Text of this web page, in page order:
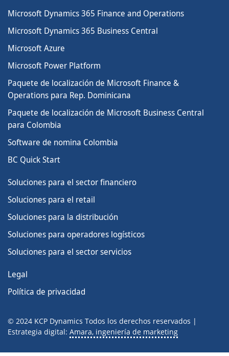
SERIE 2026 · MICROSOFT
IA Empresarial con Microsoft
02Copilot Studio en Acción
23 Jul 2026 · Jueves · 10:30 AM
03AI Governance & Responsible AI
Microsoft Dynamics 365 Finance and Operations
Microsoft Dynamics 365 Business Central
Microsoft Azure
Microsoft Power Platform
Paquete de localización de Microsoft Finance &
Operations para Rep. Dominicana
Paquete de localización de Microsoft Business Central
para Colombia
Software de nomina Colombia
BC Quick Start
Soluciones para el sector financiero
Soluciones para el retail
Soluciones para la distribución
Soluciones para operadores logísticos
Soluciones para el sector servicios
Legal
Política de privacidad
© 2024 KCP Dynamics Todos los derechos reservados |
Estrategia digital: Amara, ingeniería de marketing